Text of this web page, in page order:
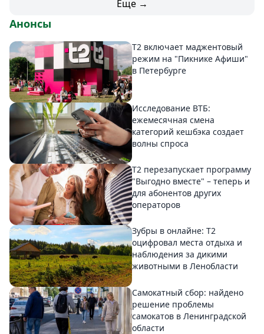
Еще →
Анонсы
Т2 включает маджентовый
режим на "Пикнике Афиши"
в Петербурге
Исследование ВТБ:
ежемесячная смена
категорий кешбэка создает
волны спроса
Т2 перезапускает программу
"Выгодно вместе" – теперь и
для абонентов других
операторов
Зубры в онлайне: Т2
оцифровал места отдыха и
наблюдения за дикими
животными в Ленобласти
Самокатный сбор: найдено
решение проблемы
самокатов в Ленинградской
области